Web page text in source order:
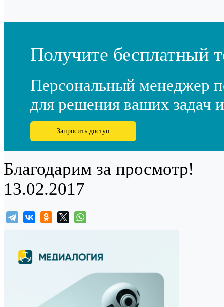
Получите бесплатный
Персональный менеджер
для решения ваших задач
Запросить доступ
Благодарим за просмотр!
13.02.2017